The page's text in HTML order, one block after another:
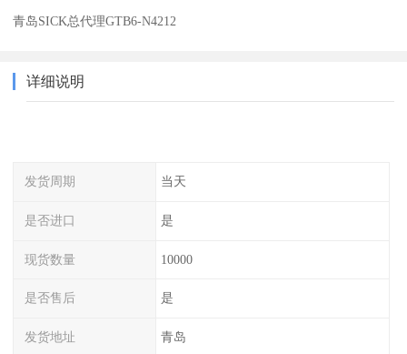
青岛SICK总代理GTB6-N4212
详细说明
发货周期 当天
是否进口 是
现货数量 10000
是否售后 是
发货地址 青岛